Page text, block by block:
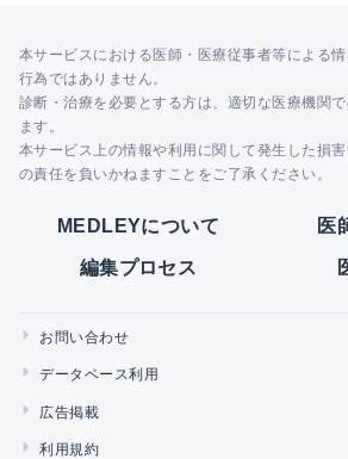
本サービスにおける医師・医療従事者等による
行為ではありません。
診断・治療を必要とする方は、適切な医療機関
ます。
本サービス上の情報や利用に関して発生した損
の責任を負いかねますことをご了承ください。
MEDLEYについて 医
編集プロセス
お問い合わせ
データベース利用
広告掲載
利用規約